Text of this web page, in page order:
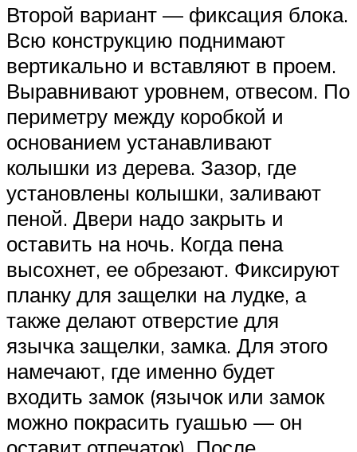
Второй вариант — фиксация блока.
Всю конструкцию поднимают
вертикально и вставляют в проем.
Выравнивают уровнем, отвесом. По
периметру между коробкой и
основанием устанавливают
колышки из дерева. Зазор, где
установлены колышки, заливают
пеной. Двери надо закрыть и
оставить на ночь. Когда пена
высохнет, ее обрезают. Фиксируют
планку для защелки на лудке, а
также делают отверстие для
язычка защелки, замка. Для этого
намечают, где именно будет
входить замок (язычок или замок
можно покрасить гуашью — он
оставит отпечаток). После